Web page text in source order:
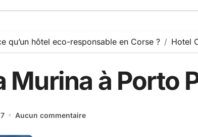
qu’un hôtel eco-responsable en Corse ? Hotel
Murina à Porto
Aucun commentaire